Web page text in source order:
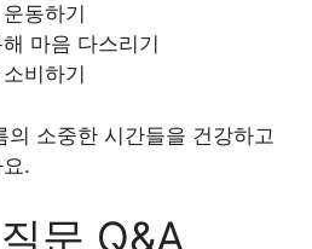
동하기
마음 다스리기
비하기
소중한 시간들을 건강하고
.
문 Q&A